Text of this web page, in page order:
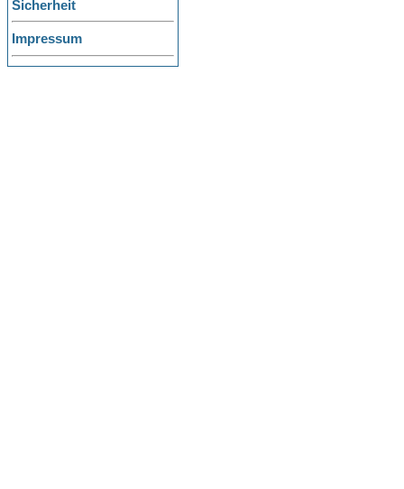
Sicherheit
Impressum